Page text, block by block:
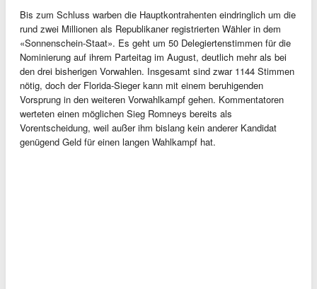
Bis zum Schluss warben die Hauptkontrahenten eindringlich um die
rund zwei Millionen als Republikaner registrierten Wähler in dem
«Sonnenschein-Staat». Es geht um 50 Delegiertenstimmen für die
Nominierung auf ihrem Parteitag im August, deutlich mehr als bei
den drei bisherigen Vorwahlen. Insgesamt sind zwar 1144 Stimmen
nötig, doch der Florida-Sieger kann mit einem beruhigenden
Vorsprung in den weiteren Vorwahlkampf gehen. Kommentatoren
werteten einen möglichen Sieg Romneys bereits als
Vorentscheidung, weil außer ihm bislang kein anderer Kandidat
genügend Geld für einen langen Wahlkampf hat.